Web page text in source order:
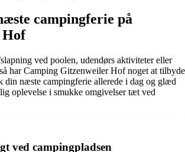
campingferie på
Hof
ved poolen, udendørs aktiviteter eller
har Camping Gitzenweiler Hof noget at tilbyde
din næste campingferie allerede i dag og glæd
oplevelse i smukke omgivelser tæt ved
ved campingpladsen